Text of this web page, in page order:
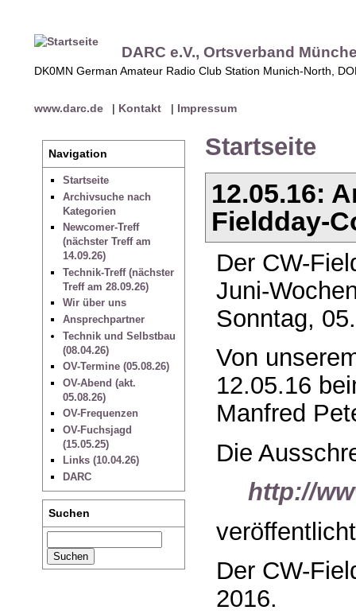
DARC e.V., Ortsverband
DK0MN German Amateur Radio Club Station Munich-North,
www.darc.de | Kontakt | Impressum
Navigation
Startseite
Archivsuche nach
Kategorien
Newcomer-Treff
(nächster Treff am
14.09.26)
Technik-Treff (nächster
Treff am 28.09.26)
Wir über uns
Ansprechpartner
Technik und Selbstbau
(08.04.26)
OV-Termine (05.08.26)
OV-Abend (akt.
05.08.26)
OV-Frequenzen
OV-Fuchsjagd
(15.05.25)
Links (10.04.26)
DARC
Suchen
Startseite
12.05.16:
Fieldday-
Der CW-
Juni-
Sonntag,
Von
12.05.16
Manfred
Die
http://
Der CW-
2016.